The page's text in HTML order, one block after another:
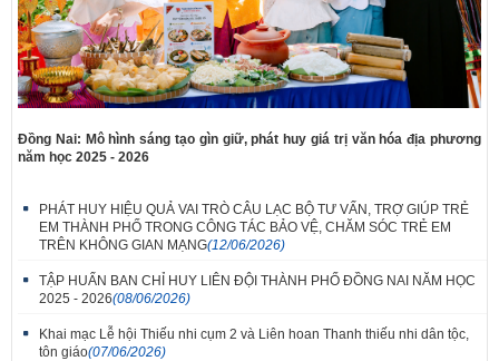
Đồng Nai: Mô hình sáng tạo gìn giữ, phát huy giá trị văn hóa địa phương
năm học 2025 - 2026
PHÁT HUY HIỆU QUẢ VAI TRÒ CÂU LẠC BỘ TƯ VẤN, TRỢ GIÚP TRẺ
EM THÀNH PHỐ TRONG CÔNG TÁC BẢO VỆ, CHĂM SÓC TRẺ EM
TRÊN KHÔNG GIAN MẠNG(12/06/2026)
TẬP HUẤN BAN CHỈ HUY LIÊN ĐỘI THÀNH PHỐ ĐỒNG NAI NĂM HỌC
2025 - 2026(08/06/2026)
Khai mạc Lễ hội Thiếu nhi cụm 2 và Liên hoan Thanh thiếu nhi dân tộc,
tôn giáo(07/06/2026)